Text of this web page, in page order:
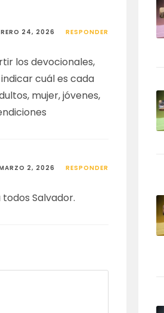
24, 2026 RESPONDER
los devocionales,
cuál es cada
mujer, jóvenes,
2, 2026 RESPONDER
Salvador.